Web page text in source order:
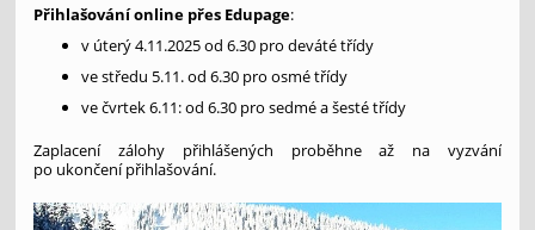
Přihlašování online přes Edupage:
v úterý 4.11.2025 od 6.30 pro deváté třídy
ve středu 5.11. od 6.30 pro osmé třídy
ve čvrtek 6.11: od 6.30 pro sedmé a šesté třídy
Zaplacení zálohy přihlášených proběhne až na vyzvání
po ukončení přihlašování.